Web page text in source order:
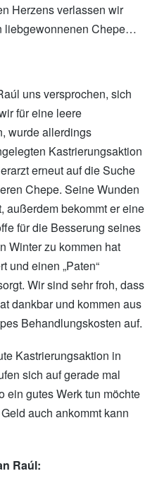
Herzens verlassen wir
liebgewonnenen Chepe…
uns versprochen, sich
für eine leere
wurde allerdings
Kastrierungsaktion
erneut auf die Suche
Chepe. Seine Wunden
außerdem bekommt er eine
für die Besserung seines
Winter zu kommen hat
und einen „Paten“
Wir sind sehr froh, dass
dankbar und kommen aus
Behandlungskosten auf.
Kastrierungsaktion in
sich auf gerade mal
ein gutes Werk tun möchte
auch ankommt kann
Raúl: